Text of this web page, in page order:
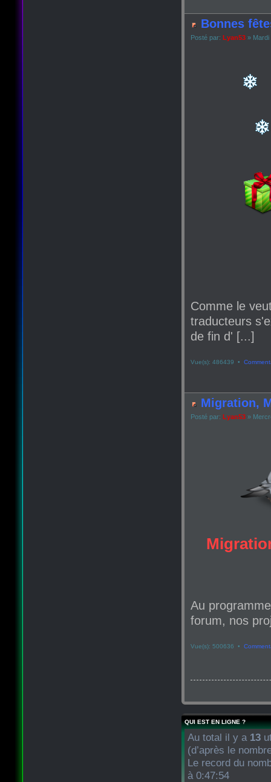
Bonnes
Posté par: Lyan53 » Mardi
Comme le
traducteurs
de fin d' [...]
Vue(s): 486439 •
Migration,
Posté par: Lyan53 »
Au
forum, nos
Vue(s): 500636 •
QUI EST EN LIGNE ?
Au total il y a 13
(d’après le
Le record du
à 0:47:54